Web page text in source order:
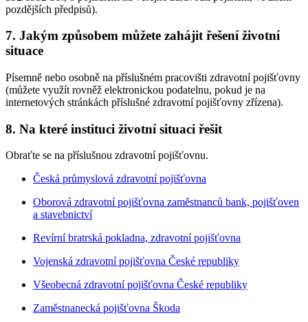
pozdějších předpisů).
7. Jakým způsobem můžete zahájit řešení životní
situace
Písemně nebo osobně na příslušném pracovišti zdravotní pojišťovny
(můžete využít rovněž elektronickou podatelnu, pokud je na
internetových stránkách příslušné zdravotní pojišťovny zřízena).
8. Na které instituci životní situaci řešit
Obraťte se na příslušnou zdravotní pojišťovnu.
Česká průmyslová zdravotní pojišťovna
Oborová zdravotní pojišťovna zaměstnanců bank, pojišťoven
a stavebnictví
Revírní bratrská pokladna, zdravotní pojišťovna
Vojenská zdravotní pojišťovna České republiky
Všeobecná zdravotní pojišťovna České republiky
Zaměstnanecká pojišťovna Škoda